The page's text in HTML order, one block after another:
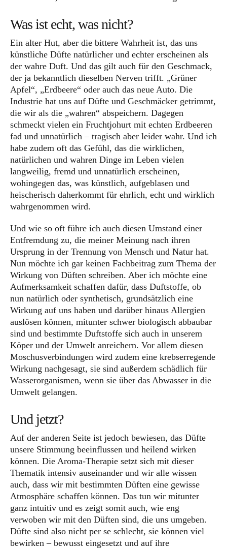
Was ist echt, was nicht?
Ein alter Hut, aber die bittere Wahrheit ist, das uns
künstliche Düfte natürlicher und echter erscheinen als
der wahre Duft. Und das gilt auch für den Geschmack,
der ja bekanntlich dieselben Nerven trifft. „Grüner
Apfel“, „Erdbeere“ oder auch das neue Auto. Die
Industrie hat uns auf Düfte und Geschmäcker getrimmt,
die wir als die „wahren“ abspeichern. Dagegen
schmeckt vielen ein Fruchtjohurt mit echten Erdbeeren
fad und unnatürlich – tragisch aber leider wahr. Und ich
habe zudem oft das Gefühl, das die wirklichen,
natürlichen und wahren Dinge im Leben vielen
langweilig, fremd und unnatürlich erscheinen,
wohingegen das, was künstlich, aufgeblasen und
heischerisch daherkommt für ehrlich, echt und wirklich
wahrgenommen wird.
Und wie so oft führe ich auch diesen Umstand einer
Entfremdung zu, die meiner Meinung nach ihren
Ursprung in der Trennung von Mensch und Natur hat.
Nun möchte ich gar keinen Fachbeitrag zum Thema der
Wirkung von Düften schreiben. Aber ich möchte eine
Aufmerksamkeit schaffen dafür, dass Duftstoffe, ob
nun natürlich oder synthetisch, grundsätzlich eine
Wirkung auf uns haben und darüber hinaus Allergien
auslösen können, mitunter schwer biologisch abbaubar
sind und bestimmte Duftstoffe sich auch in unserem
Köper und der Umwelt anreichern. Vor allem diesen
Moschusverbindungen wird zudem eine krebserregende
Wirkung nachgesagt, sie sind außerdem schädlich für
Wasserorganismen, wenn sie über das Abwasser in die
Umwelt gelangen.
Und jetzt?
Auf der anderen Seite ist jedoch bewiesen, das Düfte
unsere Stimmung beeinflussen und heilend wirken
können. Die Aroma-Therapie setzt sich mit dieser
Thematik intensiv auseinander und wir alle wissen
auch, dass wir mit bestimmten Düften eine gewisse
Atmosphäre schaffen können. Das tun wir mitunter
ganz intuitiv und es zeigt somit auch, wie eng
verwoben wir mit den Düften sind, die uns umgeben.
Düfte sind also nicht per se schlecht, sie können viel
bewirken – bewusst eingesetzt und auf ihre